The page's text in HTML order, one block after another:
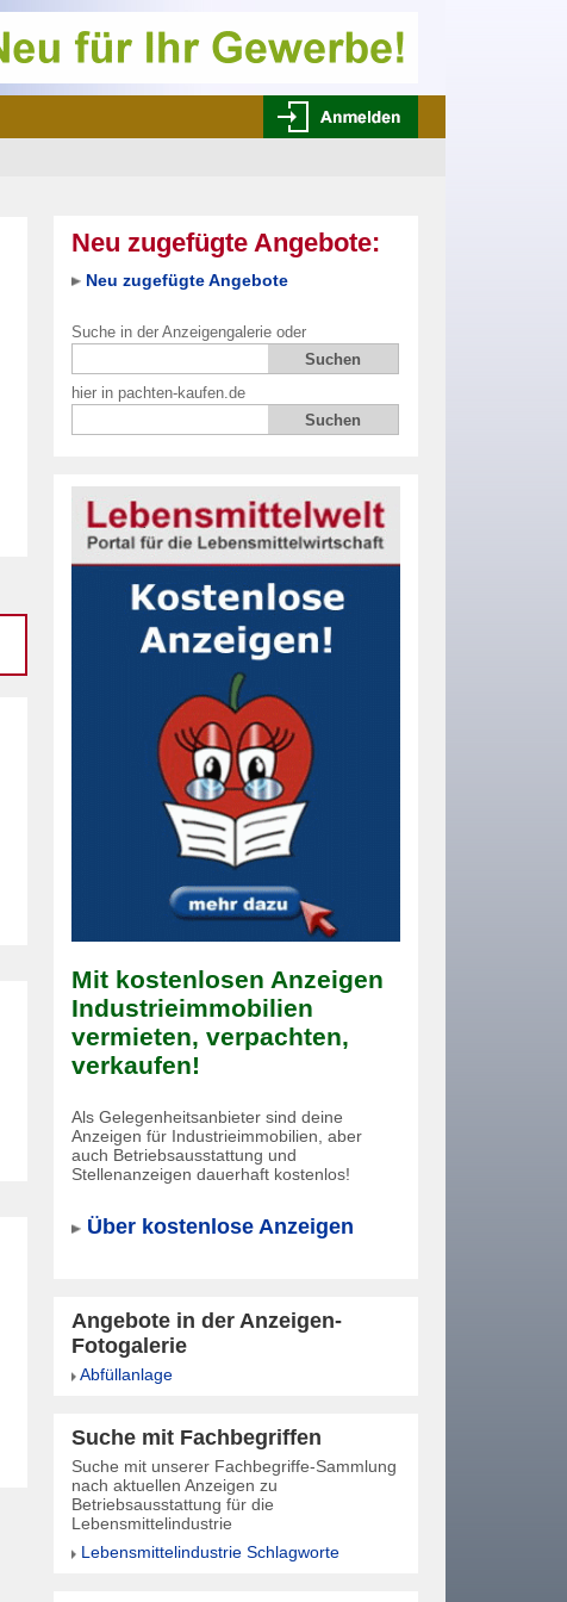
Neu zugefügte Angebote:
Neu zugefügte Angebote
Suche in der Anzeigengalerie oder
hier in pachten-kaufen.de
Mit kostenlosen Anzeigen
Industrieimmobilien
vermieten, verpachten,
verkaufen!
Als Gelegenheitsanbieter sind deine
Anzeigen für Industrieimmobilien, aber
auch Betriebsausstattung und
Stellenanzeigen dauerhaft kostenlos!
Über kostenlose Anzeigen
Angebote in der Anzeigen-
Fotogalerie
Abfüllanlage
Suche mit Fachbegriffen
Suche mit unserer Fachbegriffe-Sammlung
nach aktuellen Anzeigen zu
Betriebsausstattung für die
Lebensmittelindustrie
Lebensmittelindustrie Schlagworte